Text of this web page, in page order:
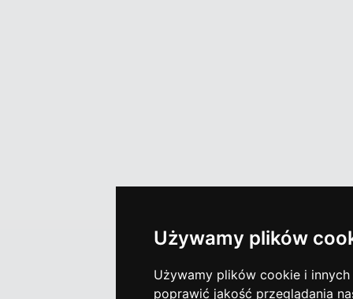
Używamy plików
Używamy plików cookie i
poprawić jakość przeglądania